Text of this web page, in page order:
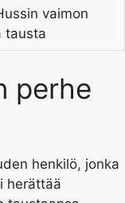
vaimon
tausta
perhe
henkilö, jonka
herättää